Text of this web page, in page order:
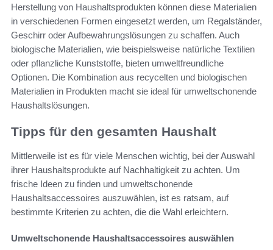
Herstellung von Haushaltsprodukten können diese Materialien
in verschiedenen Formen eingesetzt werden, um Regalständer,
Geschirr oder Aufbewahrungslösungen zu schaffen. Auch
biologische Materialien, wie beispielsweise natürliche Textilien
oder pflanzliche Kunststoffe, bieten umweltfreundliche
Optionen. Die Kombination aus recycelten und biologischen
Materialien in Produkten macht sie ideal für umweltschonende
Haushaltslösungen.
Tipps für den gesamten Haushalt
Mittlerweile ist es für viele Menschen wichtig, bei der Auswahl
ihrer Haushaltsprodukte auf Nachhaltigkeit zu achten. Um
frische Ideen zu finden und umweltschonende
Haushaltsaccessoires auszuwählen, ist es ratsam, auf
bestimmte Kriterien zu achten, die die Wahl erleichtern.
Umweltschonende Haushaltsaccessoires auswählen